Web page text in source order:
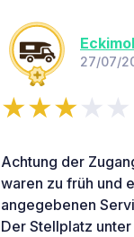
27/07/
Achtung der
waren zu früh und
angegebenen
Der Stellplatz